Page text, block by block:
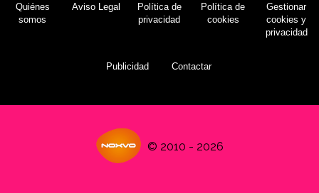
Quiénes
somos
Aviso Legal
Política de
privacidad
Política de
cookies
Gestionar
cookies y
privacidad
Publicidad Contactar
© 2010 - 2026